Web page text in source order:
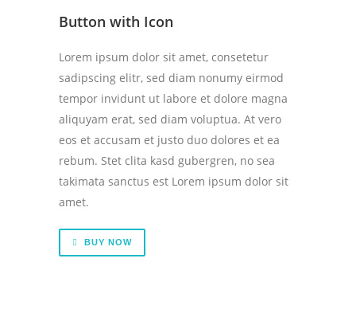
Button with Icon
Lorem ipsum dolor sit amet, consetetur
sadipscing elitr, sed diam nonumy eirmod
tempor invidunt ut labore et dolore magna
aliquyam erat, sed diam voluptua. At vero
eos et accusam et justo duo dolores et ea
rebum. Stet clita kasd gubergren, no sea
takimata sanctus est Lorem ipsum dolor sit
amet.
BUY NOW